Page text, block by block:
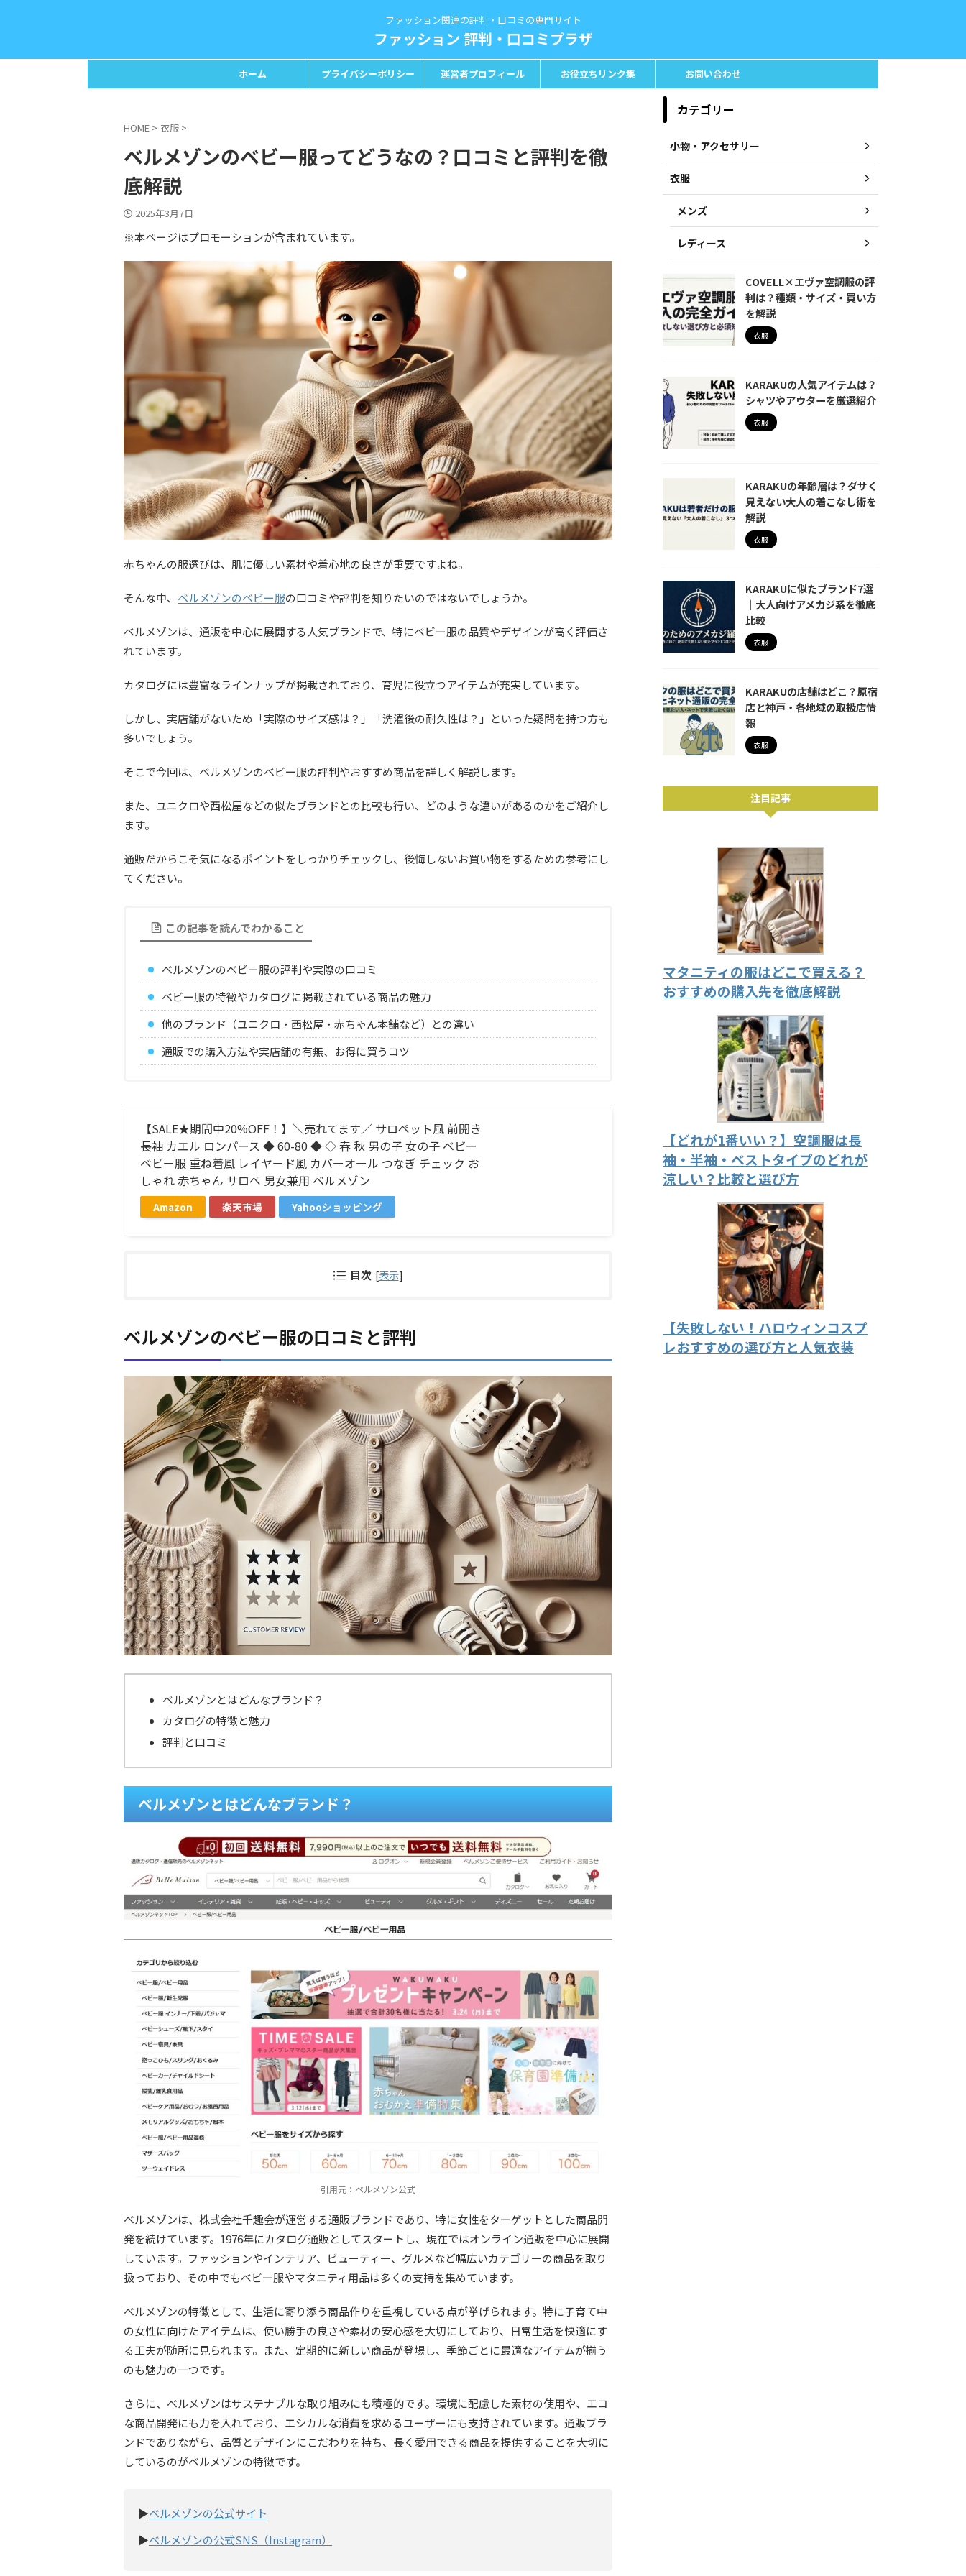
ファッション関連の評判・口コミの専門サイト
ファッション 評判・口コミプラザ
ホーム プライバシーポリシー 運営者プロフィール お役立ちリンク集 お問い合わせ
HOME > 衣服 >
ベルメゾンのベビー服ってどうなの？口コミと評判を徹
底解説
2025年3月7日
※本ページはプロモーションが含まれています。
赤ちゃんの服選びは、肌に優しい素材や着心地の良さが重要ですよね。
そんな中、 ベルメゾンのベビー服の口コミや評判を知りたいのではないでしょうか。
ベルメゾンは、通販を中心に展開する人気ブランドで、特にベビー服の品質やデザインが高く評価さ
れています。
カタログには豊富なラインナップが掲載されており、育児に役立つアイテムが充実しています。
しかし、実店舗がないため「実際のサイズ感は？」「洗濯後の耐久性は？」といった疑問を持つ方も
多いでしょう。
そこで今回は、ベルメゾンのベビー服の評判やおすすめ商品を詳しく解説します。
また、ユニクロや西松屋などの似たブランドとの比較も行い、どのような違いがあるのかをご紹介し
ます。
通販だからこそ気になるポイントをしっかりチェックし、後悔しないお買い物をするための参考にし
てください。
この記事を読んでわかること
ベルメゾンのベビー服の評判や実際の口コミ
ベビー服の特徴やカタログに掲載されている商品の魅力
他のブランド（ユニクロ・西松屋・赤ちゃん本舗など）との違い
通販での購入方法や実店舗の有無、お得に買うコツ
【SALE★期間中20%OFF！】＼売れてます／ サロペット風 前開き
長袖 カエル ロンパース ◆ 60-80 ◆ ◇ 春 秋 男の子 女の子 ベビー
ベビー服 重ね着風 レイヤード風 カバーオール つなぎ チェック お
しゃれ 赤ちゃん サロペ 男女兼用 ベルメゾン
Amazon 楽天市場 Yahooショッピング
目次 [表示]
ベルメゾンのベビー服の口コミと評判
ベルメゾンとはどんなブランド？
カタログの特徴と魅力
評判と口コミ
ベルメゾンとはどんなブランド？
引用元：ベルメゾン公式
ベルメゾンは、株式会社千趣会が運営する通販ブランドであり、特に女性をターゲットとした商品開
発を続けています。1976年にカタログ通販としてスタートし、現在ではオンライン通販を中心に展開
しています。ファッションやインテリア、ビューティー、グルメなど幅広いカテゴリーの商品を取り
扱っており、その中でもベビー服やマタニティ用品は多くの支持を集めています。
ベルメゾンの特徴として、生活に寄り添う商品作りを重視している点が挙げられます。特に子育て中
の女性に向けたアイテムは、使い勝手の良さや素材の安心感を大切にしており、日常生活を快適にす
る工夫が随所に見られます。また、定期的に新しい商品が登場し、季節ごとに最適なアイテムが揃う
のも魅力の一つです。
さらに、ベルメゾンはサステナブルな取り組みにも積極的です。環境に配慮した素材の使用や、エコ
な商品開発にも力を入れており、エシカルな消費を求めるユーザーにも支持されています。通販ブラ
ンドでありながら、品質とデザインにこだわりを持ち、長く愛用できる商品を提供することを大切に
しているのがベルメゾンの特徴です。
▶ベルメゾンの公式サイト
▶ベルメゾンの公式SNS（Instagram）
カテゴリー
小物・アクセサリー
衣服
メンズ
レディース
COVELL×エヴァ空調服の評
判は？種類・サイズ・買い方
を解説
衣服
KARAKUの人気アイテムは？
シャツやアウターを厳選紹介
衣服
KARAKUの年齢層は？ダサく
見えない大人の着こなし術を
解説
衣服
KARAKUに似たブランド7選
｜大人向けアメカジ系を徹底
比較
衣服
KARAKUの店舗はどこ？原宿
店と神戸・各地域の取扱店情
報
衣服
注目記事
マタニティの服はどこで買える？
おすすめの購入先を徹底解説
【どれが1番いい？】空調服は長
袖・半袖・ベストタイプのどれが
涼しい？比較と選び方
【失敗しない！ハロウィンコスプ
レおすすめの選び方と人気衣装